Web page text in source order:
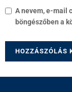
A nevem, e-mail
böngészőben a